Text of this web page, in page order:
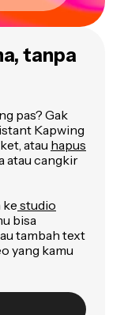
tanpa
pas? Gak
Kapwing
atau hapus
atau cangkir
kestudio
bisa
tambah text
yang kamu